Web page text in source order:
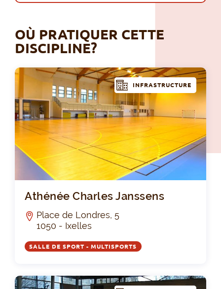
OÙ PRATIQUER CETTE
DISCIPLINE?
INFRASTRUCTURE
Athénée Charles Janssens
Place de Londres, 5
1050 - Ixelles
SALLE DE SPORT - MULTISPORTS